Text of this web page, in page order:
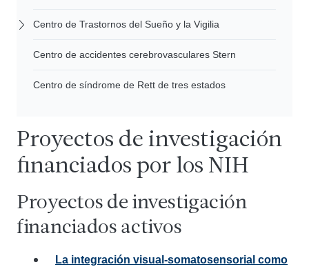
Centro de Trastornos del Sueño y la Vigilia
Centro de accidentes cerebrovasculares Stern
Centro de síndrome de Rett de tres estados
Proyectos de investigación
financiados por los NIH
Proyectos de investigación
financiados activos
La integración visual-somatosensorial como